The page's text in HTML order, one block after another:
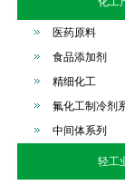
医药原料
食品添加剂
精细化工
氟化工制冷剂
中间体系列
轻工